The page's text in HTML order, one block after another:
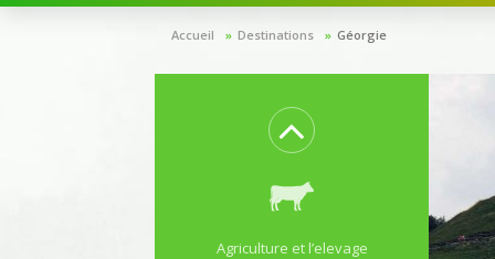
Accueil Destinations Géorgie
Viticulture - Œnologie
Agriculture et l’elevage